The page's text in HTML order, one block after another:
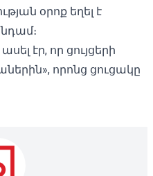
օրոք եղել է
էր, որ ցույցերի
որոնց ցուցակը